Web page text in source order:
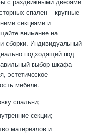
спален – крупные
секциями и
внимание на
сборки. Индивидуальный
подходящий под
выбор шкафа
эстетическое
мебели.
спальни;
секции;
материалов и